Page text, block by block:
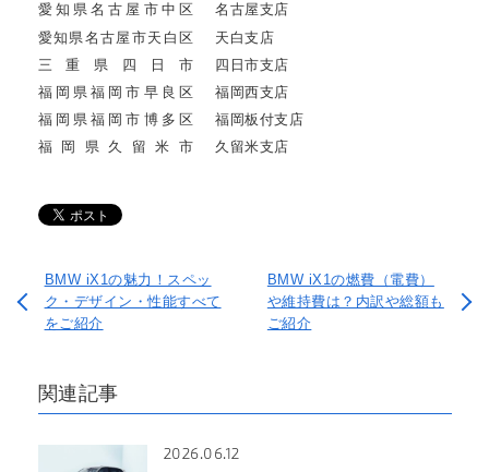
愛知県名古屋市中区
名古屋支店
愛知県名古屋市天白区
天白支店
三重県四日市
四日市支店
福岡県福岡市早良区
福岡西支店
福岡県福岡市博多区
福岡板付支店
福岡県久留米市
久留米支店
BMW iX1の魅力！スペッ
ク・デザイン・性能すべて
をご紹介
BMW iX1の燃費（電費）
や維持費は？内訳や総額も
ご紹介
関連記事
2026.06.12